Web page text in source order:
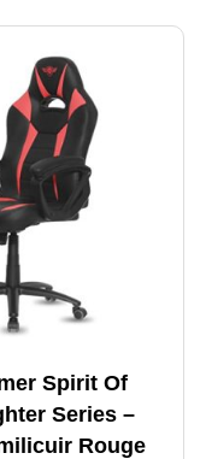
Spirit Of
Series –
Rouge